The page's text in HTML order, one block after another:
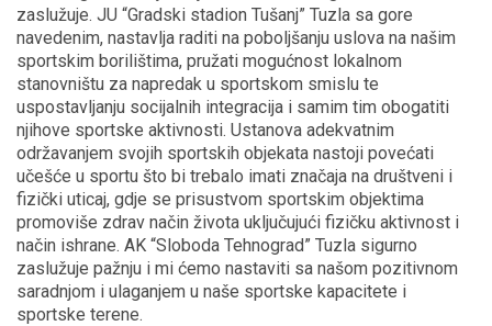
zaslužuje. JU “Gradski stadion Tušanj” Tuzla sa gore
navedenim, nastavlja raditi na poboljšanju uslova na našim
sportskim borilištima, pružati mogućnost lokalnom
stanovništu za napredak u sportskom smislu te
uspostavljanju socijalnih integracija i samim tim obogatiti
njihove sportske aktivnosti. Ustanova adekvatnim
održavanjem svojih sportskih objekata nastoji povećati
učešće u sportu što bi trebalo imati značaja na društveni i
fizički uticaj, gdje se prisustvom sportskim objektima
promoviše zdrav način života uključujući fizičku aktivnost i
način ishrane. AK “Sloboda Tehnograd” Tuzla sigurno
zaslužuje pažnju i mi ćemo nastaviti sa našom pozitivnom
saradnjom i ulaganjem u naše sportske kapacitete i
sportske terene.